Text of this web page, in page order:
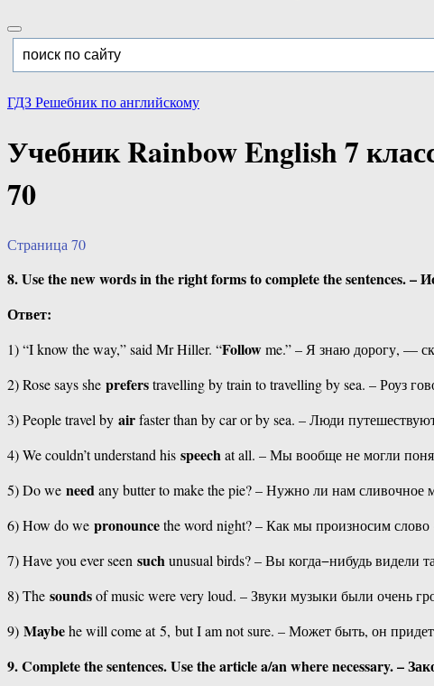
ГДЗ Решебник по английскому
Учебник Rainbow English 7
70
Страница 70
8. Use the new words in the right forms to complete the sentences.
Ответ:
1) “I know the way,” said Mr Hiller. “Followme.” – Я знаю дорогу, —
2) Rose says she preferstravelling by train to travelling by sea. – Роуз
3) People travel by airfaster than by car or by sea. – Люди
4) We couldn’t understand his speechat all. – Мы вообще не могли
5) Do we needany butter to make the pie? – Нужно ли нам сливочное
6) How do we pronouncethe word night? – Как мы произносим слово
7) Have you ever seen suchunusual birds? – Вы когда−нибудь видели
8) The soundsof music were very loud. – Звуки музыки были очень
9) Maybehe will come at 5, but I am not sure. – Может быть, он
9. Complete the sentences. Use the article a/an where necessary. –